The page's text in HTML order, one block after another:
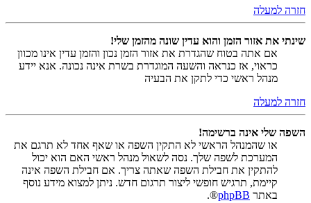
חזרה למעלה
שינתי את אזור הזמן והוא עדין שונה מהזמן שלי!
אם אתה בטוח שהגדרת את אזור הזמן נכון והזמן עדין אינו מכוון
כראוי, אז כנראה והשעה המוגדרת בשרת אינה נכונה. אנא יידע
מנהל ראשי כדי לתקן את הבעיה
חזרה למעלה
השפה שלי אינה ברשימה!
או שהמנהל הראשי לא התקין השפה או שאף אחד לא תרגם את
המערכת לשפה שלך. נסה לשאול מנהל ראשי האם הוא יכול
להתקין את חבילת השפה שאתה צריך. אם חבילת השפה אינה
קיימת, תרגיש חופשי ליצור תרגום חדש. ניתן למצוא מידע נוסף
באתר phpBB
®.